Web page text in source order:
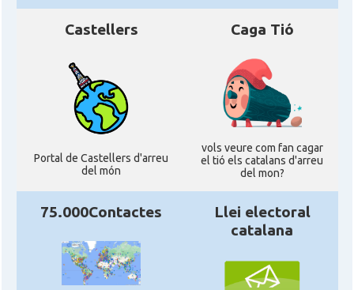
Castellers
Portal de Castellers d'arreu
del món
Caga Tió
vols veure com fan cagar
el tió els catalans d'arreu
del mon?
75.000Contactes
Llei electoral
catalana